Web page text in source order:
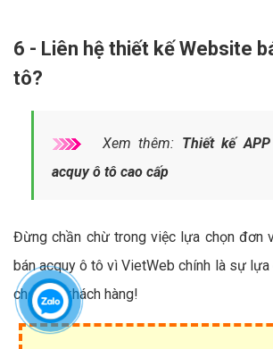
6 - Liên hệ thiết kế Website
tô?
Xem thêm: Thiết kế
acquy ô tô cao cấp
Đừng chần chừ trong việc lựa chọn đơn
bán acquy ô tô vì VietWeb chính là sự lựa
cho quý khách hàng!